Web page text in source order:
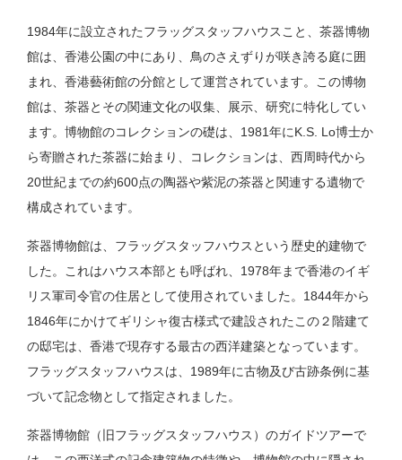
1984年に設立されたフラッグスタッフハウスこと、茶器博物
館は、香港公園の中にあり、鳥のさえずりが咲き誇る庭に囲
まれ、香港藝術館の分館として運営されています。この博物
館は、茶器とその関連文化の収集、展示、研究に特化してい
ます。博物館のコレクションの礎は、1981年にK.S. Lo博士か
ら寄贈された茶器に始まり、コレクションは、西周時代から
20世紀までの約600点の陶器や紫泥の茶器と関連する遺物で
構成されています。
茶器博物館は、フラッグスタッフハウスという歴史的建物で
した。これはハウス本部とも呼ばれ、1978年まで香港のイギ
リス軍司令官の住居として使用されていました。1844年から
1846年にかけてギリシャ復古様式で建設されたこの２階建て
の邸宅は、香港で現存する最古の西洋建築となっています。
フラッグスタッフハウスは、1989年に古物及び古跡条例に基
づいて記念物として指定されました。
茶器博物館（旧フラッグスタッフハウス）のガイドツアーで